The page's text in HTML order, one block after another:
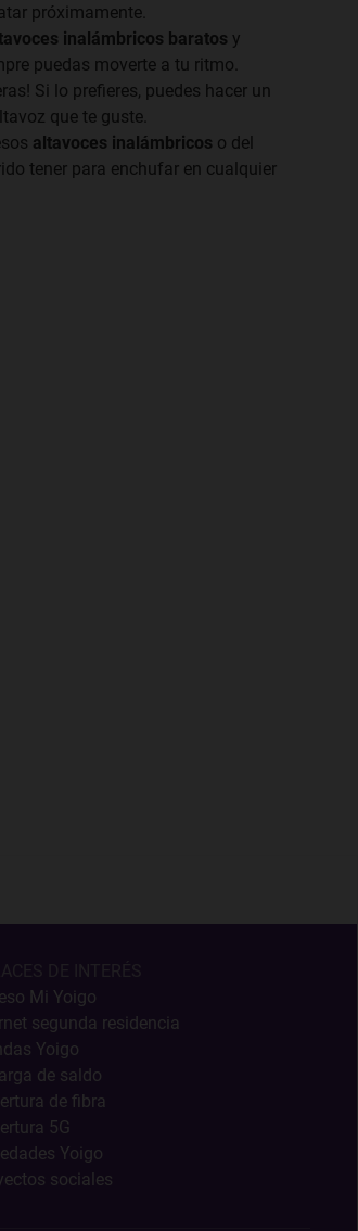
próximamente.
inalámbricos baratos y
puedas moverte a tu ritmo.
Si lo prefieres, puedes hacer un
que te guste.
altavoces inalámbricos o del
tener para enchufar en cualquier
Mi Yoigo
segunda residencia
Yoigo
de saldo
de fibra
5G
Yoigo
sociales